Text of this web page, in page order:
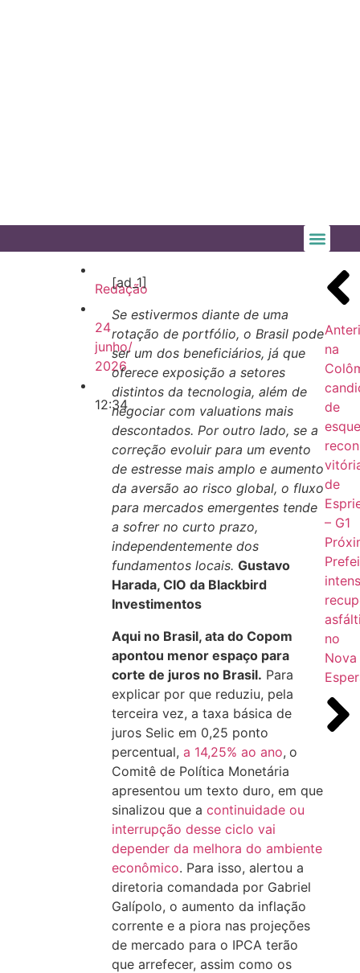
Redação
24
junho/
2026
12:34
[ad_1]
Se estivermos diante de uma
rotação de portfólio, o Brasil pode
ser um dos beneficiários, já que
oferece exposição a setores
distintos da tecnologia, além de
negociar com valuations mais
descontados. Por outro lado, se a
correção evoluir para um evento
de estresse mais amplo e aumento
da aversão ao risco global, o fluxo
para mercados emergentes tende
a sofrer no curto prazo,
independentemente dos
fundamentos locais. Gustavo
Harada, CIO da Blackbird
Investimentos
Aqui no Brasil, ata do Copom
apontou menor espaço para
corte de juros no Brasil. Para
explicar por que reduziu, pela
terceira vez, a taxa básica de
juros Selic em 0,25 ponto
percentual,a 14,25% ao ano, o
Comitê de Política Monetária
apresentou um texto duro, em que
sinalizou que acontinuidade ou
interrupção desse ciclo vai
depender da melhora do ambiente
econômico. Para isso, alertou a
diretoria comandada por Gabriel
Galípolo, o aumento da inflação
corrente e a piora nas projeções
de mercado para o IPCA terão
que arrefecer, assim como os
na
de
de
– G1
no
Nova